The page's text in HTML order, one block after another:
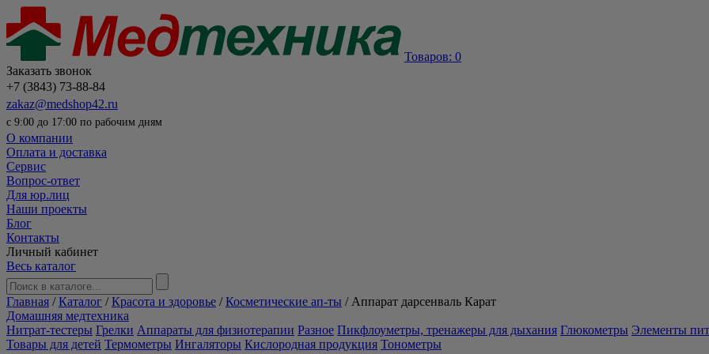
Товаров: 0
Заказать звонок
+7 (3843) 73-88-84
zakaz@medshop42.ru
с 9:00 до 17:00 по рабочим дням
О компании
Оплата и доставка
Сервис
Вопрос-ответ
Для юр.лиц
Наши проекты
Блог
Контакты
Личный кабинет
Весь каталог
Главная /Каталог /Красота и здоровье /Косметические ап-ты / Аппарат дарсенваль Карат
Домашняя медтехника
Нитрат-тестеры Грелки Аппараты для физиотерапии Разное Пикфлоуметры, тренажеры для дыхания Глюкометры Элементы
Товары для детей Термометры Ингаляторы Кислородная продукция Тонометры